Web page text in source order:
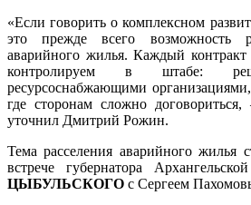
«Если говорить о комплексном
это прежде всего возможность
аварийного жилья. Каждый
контролируем в штабе:
ресурсоснабжающими
где сторонам сложно
уточнил Дмитрий Рожин.
Тема расселения аварийного жилья
встрече губернатора
ЦЫБУЛЬСКОГО с Сергеем